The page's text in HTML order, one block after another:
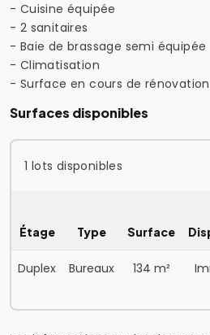
- Cuisine équipée
- 2 sanitaires
- Baie de brassage semi équipée
- Climatisation
- Surface en cours de
Surfaces disponibles
1 lots disponibles
Étage Type Surface
Duplex Bureaux 134 m²